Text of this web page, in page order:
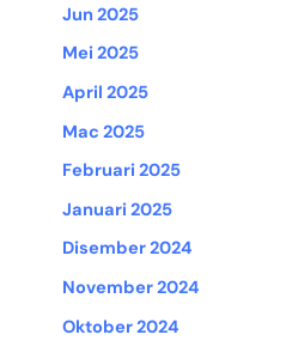
Jun 2025
Mei 2025
April 2025
Mac 2025
Februari 2025
Januari 2025
Disember 2024
November 2024
Oktober 2024